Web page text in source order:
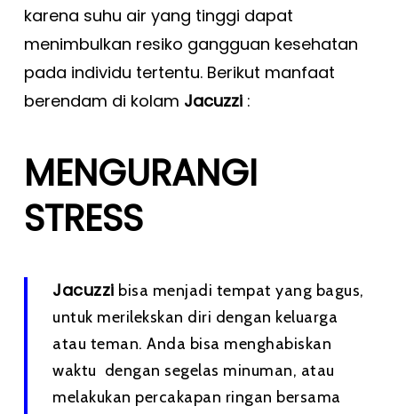
karena suhu air yang tinggi dapat
menimbulkan resiko gangguan kesehatan
pada individu tertentu. Berikut manfaat
berendam di kolam Jacuzzi:
MENGURANGI
STRESS
Jacuzzi bisa menjadi tempat yang bagus,
untuk merilekskan diri dengan keluarga
atau teman. Anda bisa menghabiskan
waktu dengan segelas minuman, atau
melakukan percakapan ringan bersama